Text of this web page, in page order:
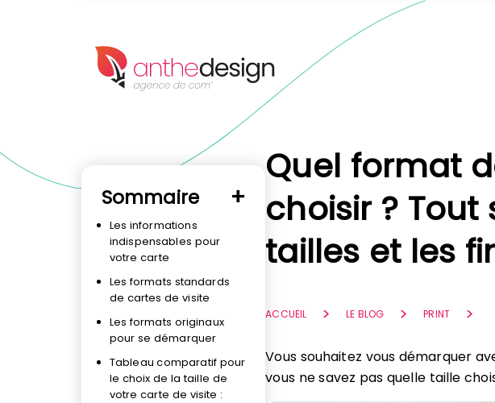
Sommaire
Les informations
indispensables pour
votre carte
Les formats standards
de cartes de visite
Les formats originaux
pour se démarquer
Tableau comparatif pour
le choix de la taille de
votre carte de visite :
Quel format
choisir ? Tout
tailles et les
ACCUEIL LE BLOG PRINT
Vous souhaitez vous démarquer
vous ne savez pas quelle taille